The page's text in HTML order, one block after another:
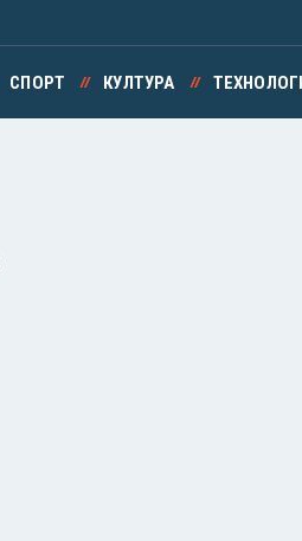
СПОРТ КУЛТУРА